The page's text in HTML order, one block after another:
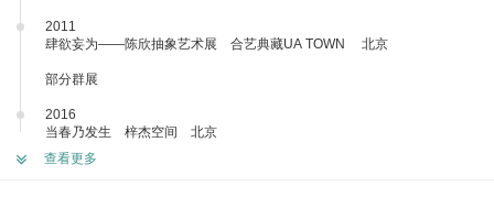
2011
肆欲妄为——陈欣抽象艺术展 合艺典藏UA TOWN 北京
部分群展
2016
当春乃发生 梓杰空间 北京
2015
查看更多